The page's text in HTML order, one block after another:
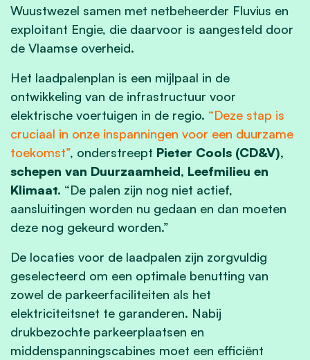
Wuustwezel samen met netbeheerder Fluvius en
exploitant Engie, die daarvoor is aangesteld door
de Vlaamse overheid.
Het laadpalenplan is een mijlpaal in de
ontwikkeling van de infrastructuur voor
elektrische voertuigen in de regio. “Deze stap is
cruciaal in onze inspanningen voor een duurzame
toekomst”, onderstreept Pieter Cools (CD&V),
schepen van Duurzaamheid, Leefmilieu en
Klimaat. “De palen zijn nog niet actief,
aansluitingen worden nu gedaan en dan moeten
deze nog gekeurd worden.”
De locaties voor de laadpalen zijn zorgvuldig
geselecteerd om een optimale benutting van
zowel de parkeerfaciliteiten als het
elektriciteitsnet te garanderen. Nabij
drukbezochte parkeerplaatsen en
middenspanningscabines moet een efficiënt